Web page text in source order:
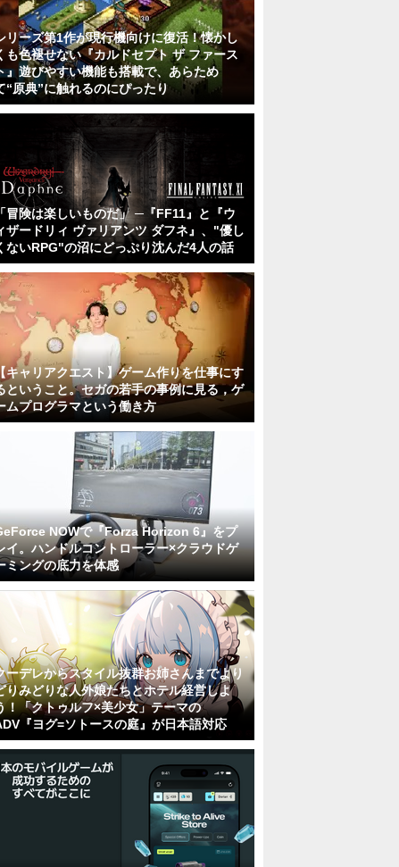
リーズ第1作が現行機向けに復活！懐かし
も色褪せない『カルドセプト ザ ファース
』遊びやすい機能も搭載で、あらため
“原典”に触れるのにぴったり
「冒険は楽しいものだ」 ─『FF11』と『ウ
ザードリィ ヴァリアンツ ダフネ』、"優し
ないRPG"の沼にどっぷり沈んだ4人の話
キャリアクエスト】ゲーム作りを仕事にす
ということ。セガの若手の事例に見る，ゲ
ムプログラマという働き方
NOWで『Forza Horizon 6』をプ
イ。ハンドルコントローラー×クラウドゲ
ミングの底力を体感
ーデレからスタイル抜群お姉さんまでより
りみどりな人外娘たちとホテル経営しよ
！「クトゥルフ×美少女」テーマの
『ヨグ=ソトースの庭』が日本語対応